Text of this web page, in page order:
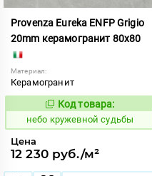
Provenza Eureka ENFP Grigio
20mm керамогранит 80x80
Материал:
Керамогранит
1114474
Код товара:
небо кружевной судьбы
Цена
12 230 руб./м²